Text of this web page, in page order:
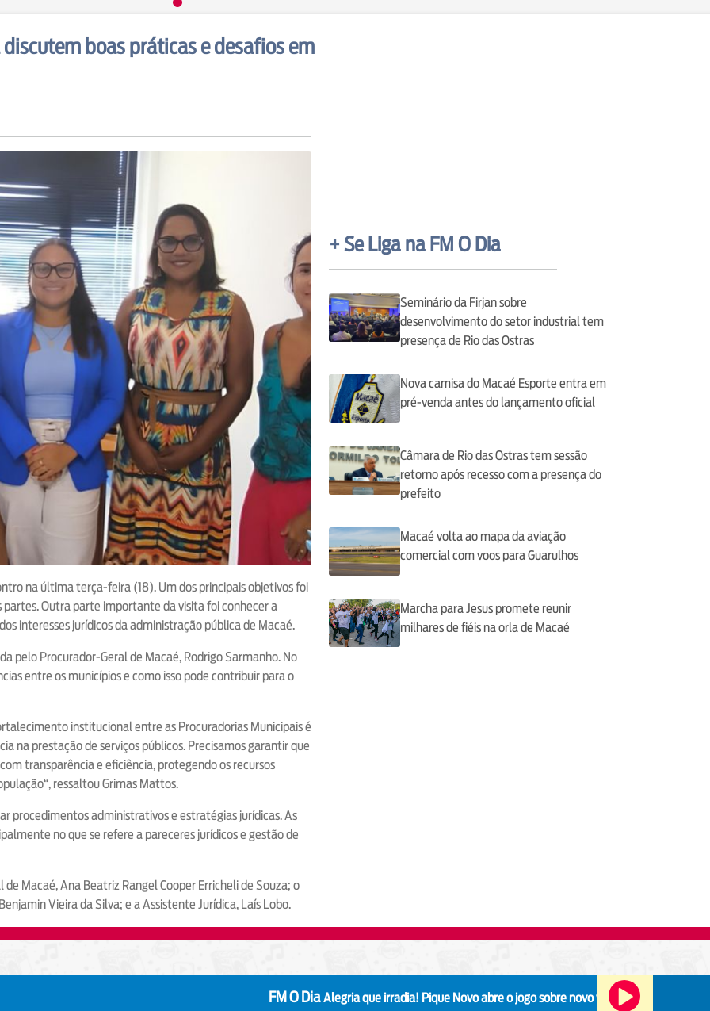
boas práticas e desafios em
na última terça-feira (18). Um dos principais objetivos foi
Outra parte importante da visita foi conhecer a
interesses jurídicos da administração pública de Macaé.
pelo Procurador-Geral de Macaé, Rodrigo Sarmanho. No
entre os municípios e como isso pode contribuir para o
institucional entre as Procuradorias Municipais é
na prestação de serviços públicos. Precisamos garantir que
transparência e eficiência, protegendo os recursos
ressaltou Grimas Mattos.
procedimentos administrativos e estratégias jurídicas. As
no que se refere a pareceres jurídicos e gestão de
Macaé, Ana Beatriz Rangel Cooper Erricheli de Souza; o
Vieira da Silva; e a Assistente Jurídica, Laís Lobo.
+ Se Liga na FM O Dia
Seminário da Firjan sobre
desenvolvimento do setor industrial tem
presença de Rio das Ostras
Nova camisa do Macaé Esporte entra em
pré-venda antes do lançamento oficial
Câmara de Rio das Ostras tem sessão
retorno após recesso com a presença do
prefeito
Macaé volta ao mapa da aviação
comercial com voos para Guarulhos
Marcha para Jesus promete reunir
milhares de fiéis na orla de Macaé
Alegria que irradia!Pique Novo abre o jogo sobre novo vocalista: “Vai ter que